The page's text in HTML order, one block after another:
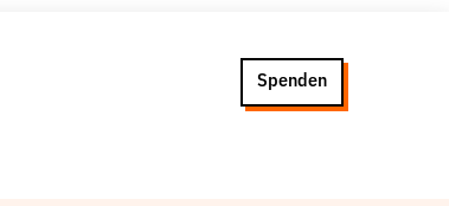
Spenden